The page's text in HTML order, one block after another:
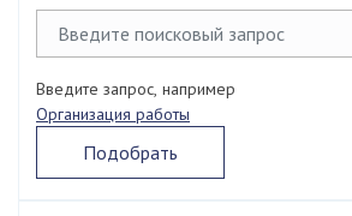
Подобрать
Введите запрос, например
Организация работы